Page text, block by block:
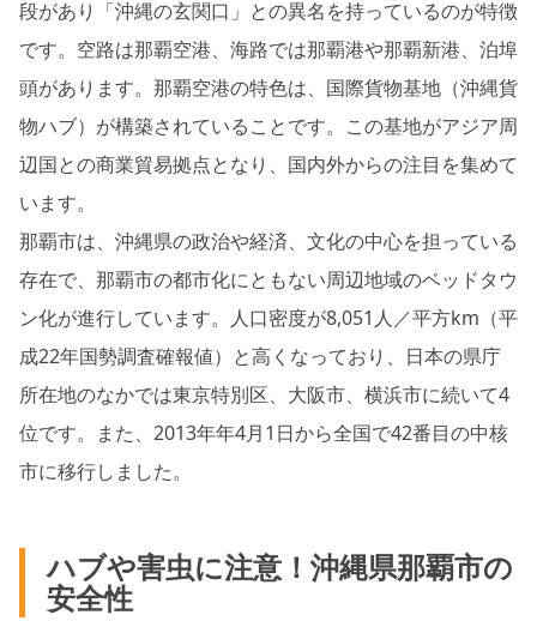
段があり「沖縄の玄関口」との異名を持っているのが特徴
です。空路は那覇空港、海路では那覇港や那覇新港、泊埠
頭があります。那覇空港の特色は、国際貨物基地（沖縄貨
物ハブ）が構築されていることです。この基地がアジア周
辺国との商業貿易拠点となり、国内外からの注目を集めて
います。
那覇市は、沖縄県の政治や経済、文化の中心を担っている
存在で、那覇市の都市化にともない周辺地域のベッドタウ
ン化が進行しています。人口密度が8,051人／平方km（平
成22年国勢調査確報値）と高くなっており、日本の県庁
所在地のなかでは東京特別区、大阪市、横浜市に続いて4
位です。また、2013年年4月1日から全国で42番目の中核
市に移行しました。
ハブや害虫に注意！沖縄県那覇市の
安全性